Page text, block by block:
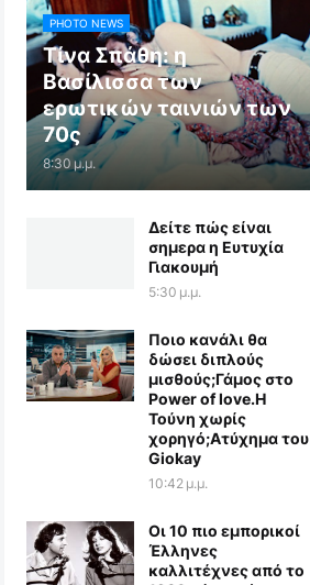
PHOTO NEWS
Τίνα Σπάθη: η
Βασίλισσα των
ερωτικών ταινιών των
70ς
8:30 μ.μ.
Δείτε πώς είναι
σημερα η Ευτυχία
Γιακουμή
5:30 μ.μ.
Ποιο κανάλι θα
δώσει διπλούς
μισθούς;Γάμος στο
Power of love.Η
Τούνη χωρίς
χορηγό;Aτύχημα του
Giokay
10:42 μ.μ.
Οι 10 πιο εμπορικοί
Έλληνες
καλλιτέχνες από το